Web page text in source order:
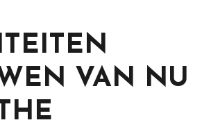
VAN NU